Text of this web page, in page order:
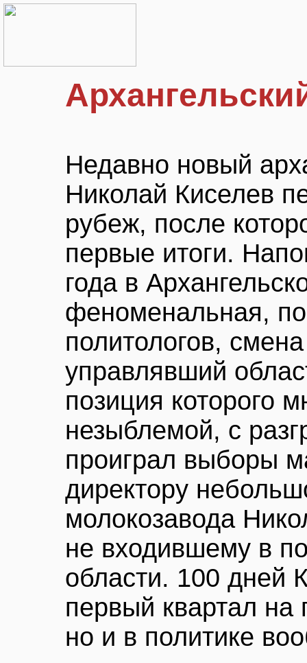
Недавно новый
Николай Киселев
рубеж, после
первые итоги.
года в
феноменальная,
политологов,
управлявший
позиция которого
незыблемой, с
проиграл выборы
директору
молокозавода
не входившему в
области. 100 дней
первый квартал на
но и в политике